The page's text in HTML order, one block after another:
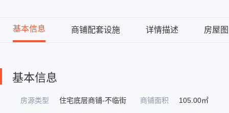
基本信息 商铺配套设施 详情描述 房屋
基本信息
房源类型 住宅底层商铺-不临街 商铺面积 105.00㎡